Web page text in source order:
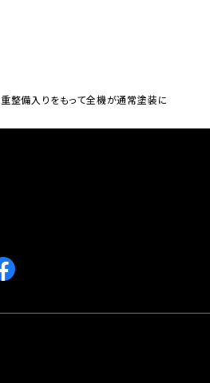
整備入りをもって全機が通常塗装に